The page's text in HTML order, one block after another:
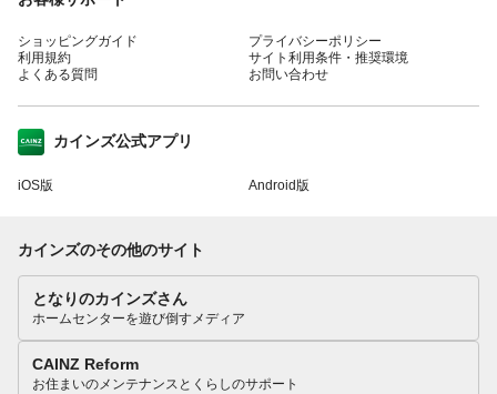
ショッピングガイド
利用規約
よくある質問
プライバシーポリシー
サイト利用条件・推奨環境
お問い合わせ
カインズ公式アプリ
iOS版 Android版
カインズのその他のサイト
となりのカインズさん
ホームセンターを遊び倒すメディア
CAINZ Reform
お住まいのメンテナンスとくらしのサポート